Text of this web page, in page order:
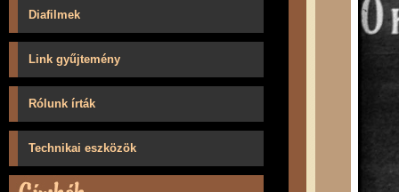
Diafilmek
Link gyűjtemény
Rólunk írták
Technikai eszközök